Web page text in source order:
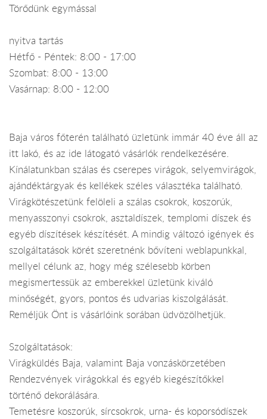
Törődünk egymással
nyitva tartás
Hétfő - Péntek: 8:00 - 17:00
Szombat: 8:00 - 13:00
Vasárnap: 8:00 - 12:00
Baja város főterén található üzletünk immár 40 éve áll az
itt lakó, és az ide látogató vásárlók rendelkezésére.
Kínálatunkban szálas és cserepes virágok, selyemvirágok,
ajándéktárgyak és kellékek széles választéka található.
Virágkötészetünk felöleli a szálas csokrok, koszorúk,
menyasszonyi csokrok, asztaldíszek, templomi díszek és
egyéb díszítések készítését. A mindig változó igények és
szolgáltatások körét szeretnénk bővíteni weblapunkkal,
mellyel célunk az, hogy még szélesebb körben
megismertessük az emberekkel üzletünk kiváló
minőségét, gyors, pontos és udvarias kiszolgálását.
Reméljük Önt is vásárlóink sorában üdvözölhetjük.
Szolgáltatások:
Virágküldés Baja, valamint Baja vonzáskörzetében
Rendezvények virágokkal és egyéb kiegészítőkkel
történő dekorálására.
Temetésre koszorúk, sírcsokrok, urna- és koporsódíszek